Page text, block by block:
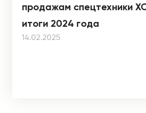
продажам спецтехники
итоги 2024 года
14.02.2025